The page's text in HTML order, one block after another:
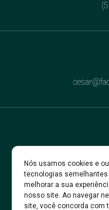
Nós usamos cookies e
tecnologias semelhantes
melhorar a sua
nosso site. Ao navegar
site, você concorda com